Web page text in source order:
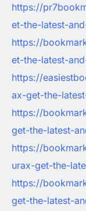
https://
et-the-latest-
https://
et-the-latest-
https://
ax-get-the-
https://
get-the-latest-
https://
urax-get-the-
https://
get-the-latest-